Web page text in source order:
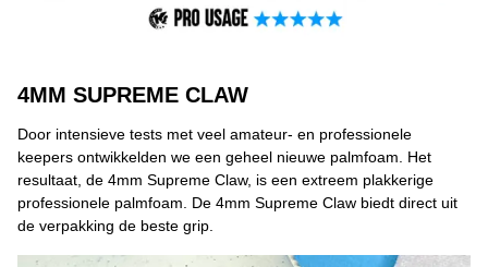
4MM SUPREME CLAW
Door intensieve tests met veel amateur- en professionele
keepers ontwikkelden we een geheel nieuwe palmfoam. Het
resultaat, de 4mm Supreme Claw, is een extreem plakkerige
professionele palmfoam. De 4mm Supreme Claw biedt direct uit
de verpakking de beste grip.